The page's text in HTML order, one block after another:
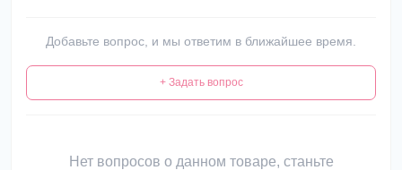
Добавьте вопрос, и мы ответим в ближайшее время.
+ Задать вопрос
Нет вопросов о данном товаре, станьте